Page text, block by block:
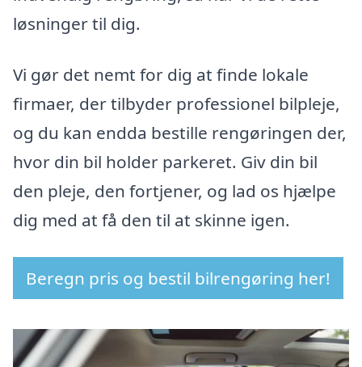
løsninger til dig.
Vi gør det nemt for dig at finde lokale
firmaer, der tilbyder professionel bilpleje,
og du kan endda bestille rengøringen der,
hvor din bil holder parkeret. Giv din bil
den pleje, den fortjener, og lad os hjælpe
dig med at få den til at skinne igen.
Beregn pris og bestil bilrengøring her!